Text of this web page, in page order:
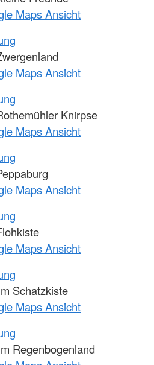
Maps Ansicht
Maps Ansicht
Knirpse
Maps Ansicht
Maps Ansicht
Maps Ansicht
Schatzkiste
Maps Ansicht
Regenbogenland